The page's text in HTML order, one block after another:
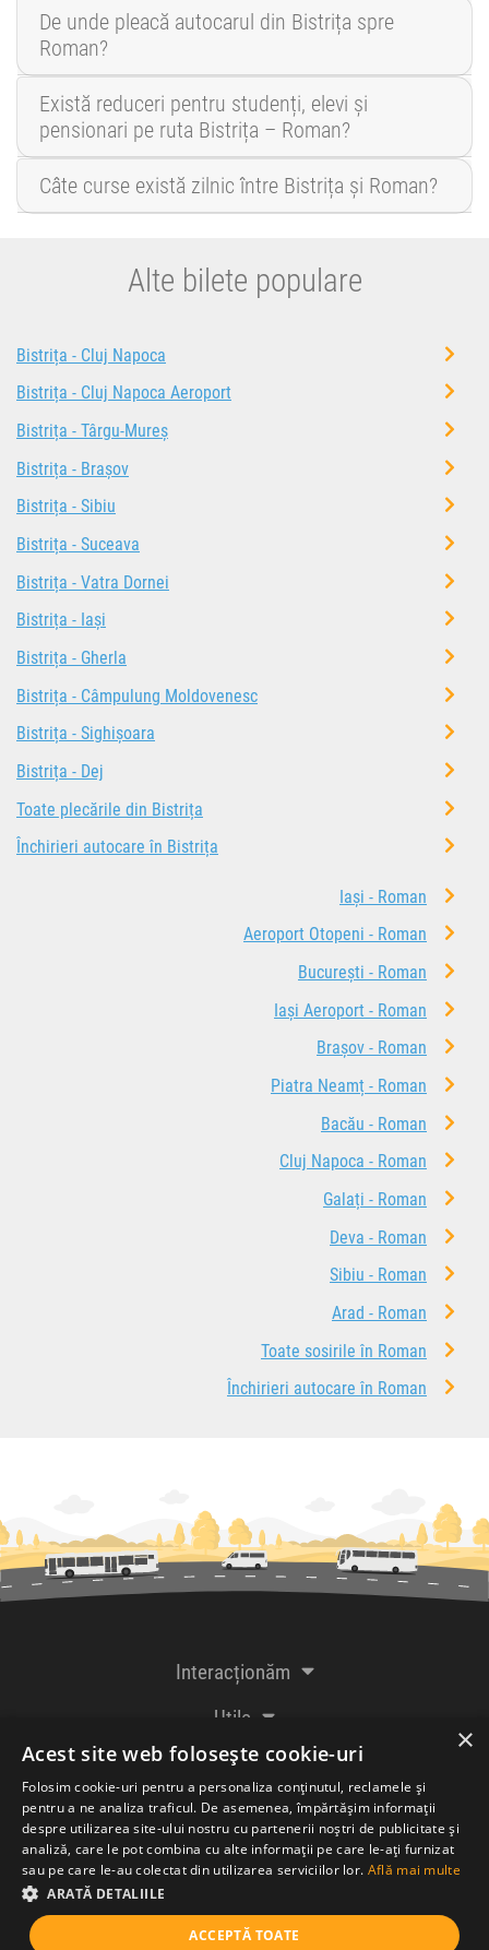
De unde pleacă autocarul din Bistrița spre
Roman?
Există reduceri pentru studenți, elevi și
pensionari pe ruta Bistrița – Roman?
Câte curse există zilnic între Bistrița și Roman?
Alte bilete populare
Bistrița - Cluj Napoca
Bistrița - Cluj Napoca Aeroport
Bistrița - Târgu-Mureș
Bistrița - Brașov
Bistrița - Sibiu
Bistrița - Suceava
Bistrița - Vatra Dornei
Bistrița - Iași
Bistrița - Gherla
Bistrița - Câmpulung Moldovenesc
Bistrița - Sighișoara
Bistrița - Dej
Toate plecările din Bistrița
Închirieri autocare în Bistrița
Iași - Roman
Aeroport Otopeni - Roman
București - Roman
Iași Aeroport - Roman
Brașov - Roman
Piatra Neamț - Roman
Bacău - Roman
Cluj Napoca - Roman
Galați - Roman
Deva - Roman
Sibiu - Roman
Arad - Roman
Toate sosirile în Roman
Închirieri autocare în Roman
Interacționăm
Utile
De la creatorii
Acceptăm plăți cu
×
Acest site web folosește cookie-uri
Folosim cookie-uri pentru a personaliza conținutul, reclamele și
pentru a ne analiza traficul. De asemenea, împărtășim informații
despre utilizarea site-ului nostru cu partenerii noștri de publicitate și
analiză, care le pot combina cu alte informații pe care le-ați furnizat
sau pe care le-au colectat din utilizarea serviciilor lor. Află mai multe
ARATĂ DETALIILE
ACCEPTĂ TOATE